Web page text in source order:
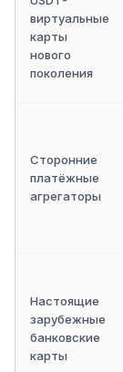
виртуальные
карты
нового
поколения
Сторонние
платёжные
агрегаторы
Настоящие
зарубежные
банковские
карты